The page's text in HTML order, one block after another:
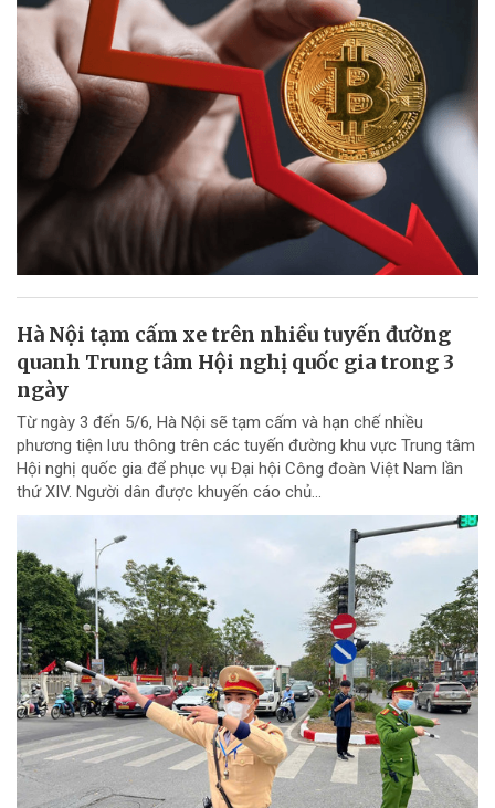
Hà Nội tạm cấm xe trên nhiều tuyến đường
quanh Trung tâm Hội nghị quốc gia trong 3
ngày
Từ ngày 3 đến 5/6, Hà Nội sẽ tạm cấm và hạn chế nhiều
phương tiện lưu thông trên các tuyến đường khu vực Trung tâm
Hội nghị quốc gia để phục vụ Đại hội Công đoàn Việt Nam lần
thứ XIV. Người dân được khuyến cáo chủ...